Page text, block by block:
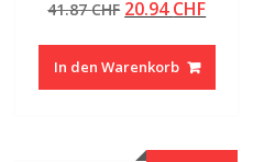
4.50
von 5
41.87CHF Ursprünglicher
war:
41.87 CHF
20.94CHF
In den Warenkorb